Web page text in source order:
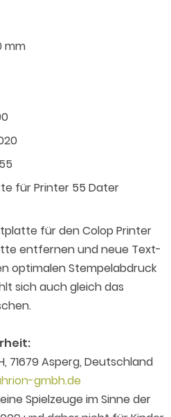
mm
für Printer 55 Dater
für den Colop Printer
entfernen und neue Text-
optimalen Stempelabdruck
sich auch gleich das
71679 Asperg, Deutschland
gmbh.de
Spielzeuge im Sinne der